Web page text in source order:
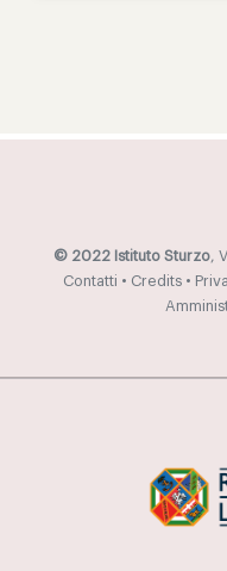
© 2022 Istituto Sturzo,
Contatti • Credits•